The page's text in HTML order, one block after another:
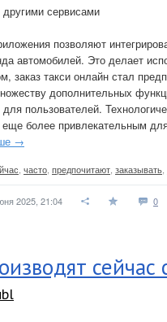
другими сервисами
позволяют
автомобилей. Это делает
заказ такси онлайн стал
дополнительных
пользователей.
еще более привлекательным
→
часто предпочитают заказывать
2025, 21:04 0
сейчас